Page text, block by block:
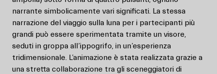
narrante simbolicamente vari significati. La stessa
narrazione del viaggio sulla luna per i partecipanti più
grandi può essere sperimentata tramite un visore,
seduti in groppa all’ippogrifo, in un’esperienza
tridimensionale. L’animazione è stata realizzata grazie a
una stretta collaborazione tra gli sceneggiatori di